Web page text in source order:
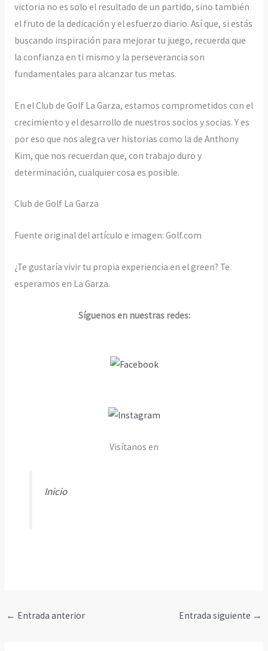
victoria no es solo el resultado de un partido, sino también
el fruto de la dedicación y el esfuerzo diario. Así que, si estás
buscando inspiración para mejorar tu juego, recuerda que
la confianza en ti mismo y la perseverancia son
fundamentales para alcanzar tus metas.
En el Club de Golf La Garza, estamos comprometidos con el
crecimiento y el desarrollo de nuestros socios y socias. Y es
por eso que nos alegra ver historias como la de Anthony
Kim, que nos recuerdan que, con trabajo duro y
determinación, cualquier cosa es posible.
Club de Golf La Garza
Fuente original del artículo e imagen: Golf.com
¿Te gustaría vivir tu propia experiencia en el green? Te
esperamos en La Garza.
Síguenos en nuestras redes:
Visítanos en
Inicio
← Entrada anterior Entrada siguiente →